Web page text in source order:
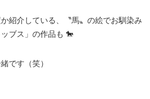
紹介している、〝馬〟の絵でお馴染み
ッブス」の作品も 🐎
です（笑）